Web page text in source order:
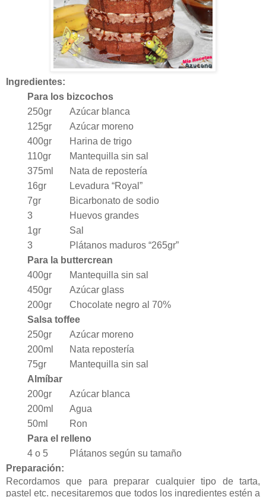
Ingredientes:
Para los bizcochos
250gr
Azúcar blanca
125gr
Azúcar moreno
400gr
Harina de trigo
110gr
Mantequilla sin sal
375ml
Nata de repostería
16gr
Levadura “Royal”
7gr
Bicarbonato de sodio
3
Huevos grandes
1gr
Sal
3
Plátanos maduros “265gr”
Para la buttercrean
400gr
Mantequilla sin sal
450gr
Azúcar glass
200gr
Chocolate negro al 70%
Salsa toffee
250gr
Azúcar moreno
200ml
Nata repostería
75gr
Mantequilla sin sal
Almíbar
200gr
Azúcar blanca
200ml
Agua
50ml
Ron
Para el relleno
4 o 5
Plátanos según su tamaño
Preparación:
Recordamos que para preparar cualquier tipo de tarta,
pastel etc. necesitaremos que todos los ingredientes estén a